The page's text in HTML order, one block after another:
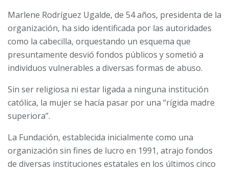
Marlene Rodríguez Ugalde, de 54 años, presidenta de la
organización, ha sido identificada por las autoridades
como la cabecilla, orquestando un esquema que
presuntamente desvió fondos públicos y sometió a
individuos vulnerables a diversas formas de abuso.
Sin ser religiosa ni estar ligada a ninguna institución
católica, la mujer se hacía pasar por una “rígida madre
superiora”.
La Fundación, establecida inicialmente como una
organización sin fines de lucro en 1991, atrajo fondos
de diversas instituciones estatales en los últimos cinco